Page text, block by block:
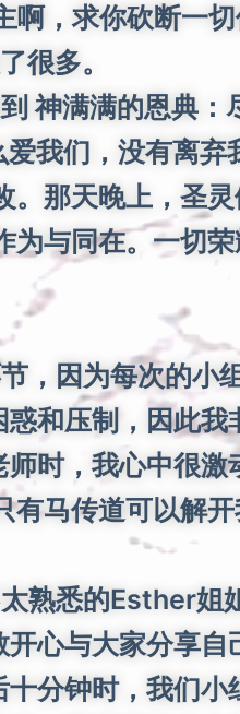
啊，求你砍断一
很多。
神满满的恩典：
我们，没有离弃
。那天晚上，圣
与同在。一切荣
，因为每次的小
和压制，因此我
时，我心中很激
马传道可以解开
熟悉的Esther姐
心与大家分享自
分钟时，我们小